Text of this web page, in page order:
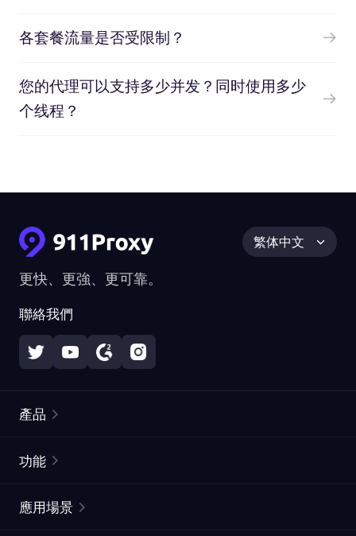
各套餐流量是否受限制？
您的代理可以支持多少并发？同时使用多少
个线程？
更快、更強、更可靠。
聯絡我們
繁体中文
產品
靜態住宅代理
功能
應用場景